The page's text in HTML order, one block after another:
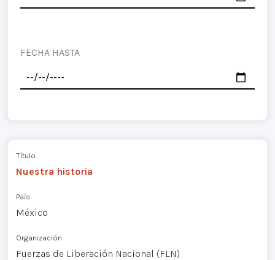
FECHA HASTA
Título
Nuestra historia
País
México
Organización
Fuerzas de Liberación Nacional (FLN)